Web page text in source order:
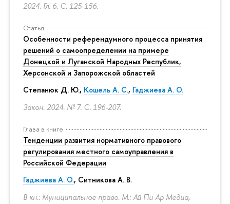
2024. Гл. 6. С. 125-156.
Статья
Особенности референдумного процесса принятия
решений о самоопределении на примере
Донецкой и Луганской Народных Республик,
Херсонской и Запорожской областей
Степанюк Д. Ю., Кошель А. С., Гаджиева А. О.
Закон. 2024. № 7. С. 196-207.
Глава в книге
Тенденции развития нормативного правового
регулирования местного самоуправления в
Российской Федерации
Гаджиева А. О., Ситникова А. В.
В кн.: Муниципальное право. М.: Ай Пи Ар Медиа,